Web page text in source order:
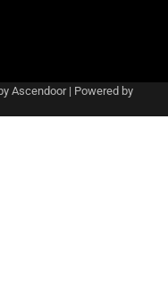
Ascendoor| Powered by